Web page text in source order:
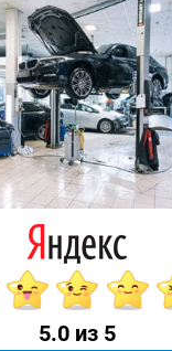
5.0 из 5